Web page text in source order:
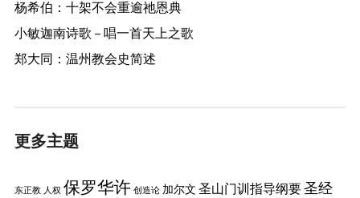
杨希伯：十架不会重逾祂恩典
小敏迦南诗歌 – 唱一首天上之歌
郑大同：温州教会史简述
更多主题
东正教 人权 保罗华许 创造论 加尔文 圣山门训指导纲要圣经